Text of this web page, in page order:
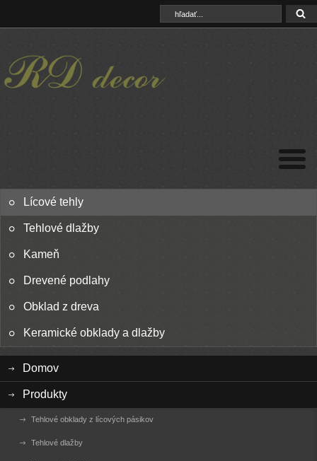
Lícové tehly
Tehlové dlažby
Kameň
Drevené podlahy
Obklad z dreva
Keramické obklady a dlažby
Domov
Produkty
Tehlové obklady z lícových pásikov
Tehlové dlažby